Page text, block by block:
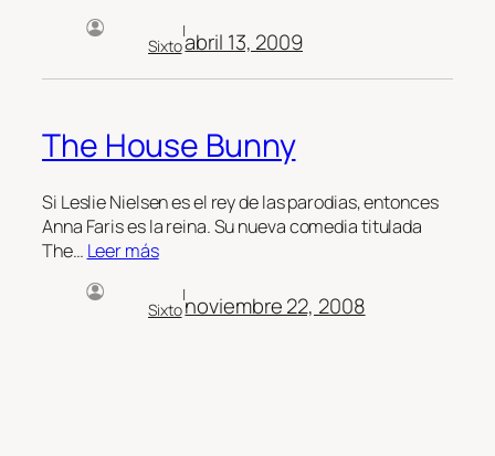
Sixto
|abril 13, 2009
The House Bunny
Si Leslie Nielsen es el rey de las parodias, entonces
Anna Faris es la reina. Su nueva comedia titulada
The… Leer más
Sixto
|noviembre 22, 2008